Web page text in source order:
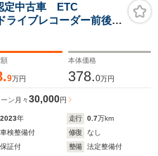
定中古車 ETC
イブレコーダー前後
レッドキャリパー レ
9万円
本体価格
378.0万円
ン 月々30,000円
2023年 走行 0.7万km
車検整備付 修復
なし
保証付 整備
法定整備付